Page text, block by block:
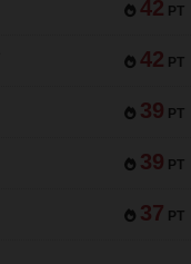
42 PT
42 PT
39 PT
39 PT
37 PT